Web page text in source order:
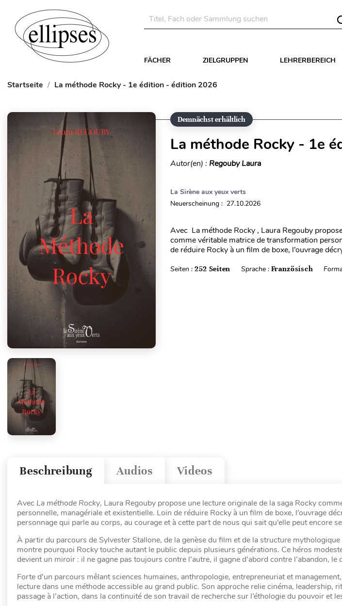
FÄCHER ZIELGRUPPEN LEHRERBEREICH
Startseite La méthode Rocky - 1e édition - édition 2026
Demnächst erhältlich
La méthode Rocky - 1e
Autor(en) : Regouby Laura
La Sirène aux yeux verts
Neuerscheinung : 27.10.2026
Avec La méthode Rocky , Laura Regouby
comme véritable matrice de transformation
de réduire Rocky à un film de boxe, l’ouvrage
Seiten : 252 Seiten Sprache : Französisch
Videos
Audios
Beschreibung
Avec La méthode Rocky, Laura Regouby propose une lecture originale de la saga Rocky
personnelle, managériale et existentielle. Loin de réduire Rocky à un film de boxe, l’ouvrage
personnage qui parle au corps, au courage et à cette part de nous qui sait qu’elle peut encore
À partir du parcours de Sylvester Stallone, de la genèse du film et de la structure mythologique
montre pourquoi Rocky touche autant le public depuis plusieurs générations. Ce héros
devient un miroir : il ne gagne pas toujours contre l’autre, il gagne d’abord contre l’abandon, le
Forte d’un parcours mêlant sciences humaines, anthropologie, entrepreneuriat et
lecture dans une méthode accessible au grand public. Son approche relie cinéma, leadership,
passage à l’action, dans la continuité de son travail de recherche sur l’éthologie du pouvoir et